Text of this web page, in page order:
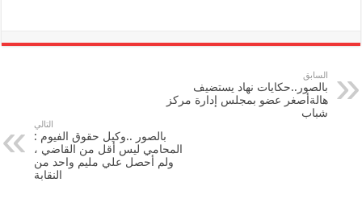
السابق
بالصور..حكايات نهاد يستضيف
هالةأصغر عضو بمجلس إدارة مركز
شباب
التالي
بالصور ..وكيل حقوق الفيوم :
المحامي ليس أقل من القاضي ،
ولم أحصل علي مليم واحد من
النقابة